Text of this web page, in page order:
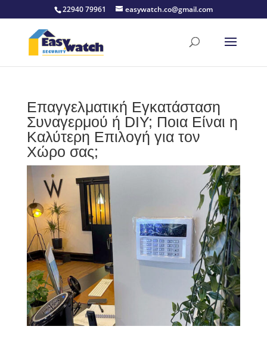
22940 79961 easywatch.co@gmail.com
Επαγγελματική Εγκατάσταση
Συναγερμού ή DIY; Ποια Είναι η
Καλύτερη Επιλογή για τον
Χώρο σας;